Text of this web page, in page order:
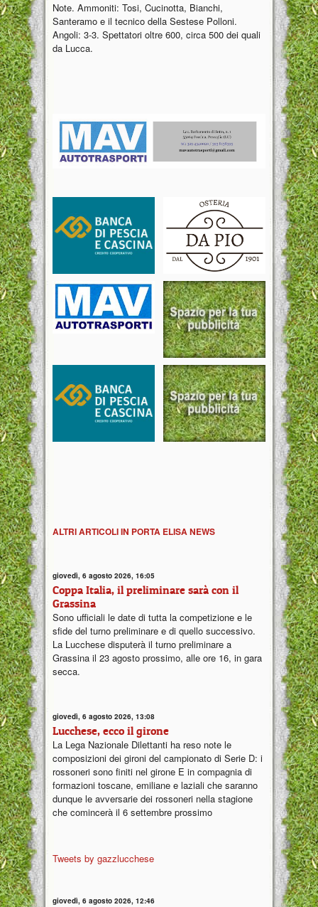
Note. Ammoniti: Tosi, Cucinotta, Bianchi,
Santeramo e il tecnico della Sestese Polloni.
Angoli: 3-3. Spettatori oltre 600, circa 500 dei quali
da Lucca.
ALTRI ARTICOLI IN PORTA ELISA NEWS
giovedì, 6 agosto 2026, 16:05
Coppa Italia, il preliminare sarà con il
Grassina
Sono ufficiali le date di tutta la competizione e le
sfide del turno preliminare e di quello successivo.
La Lucchese disputerà il turno preliminare a
Grassina il 23 agosto prossimo, alle ore 16, in gara
secca.
giovedì, 6 agosto 2026, 13:08
Lucchese, ecco il girone
La Lega Nazionale Dilettanti ha reso note le
composizioni dei gironi del campionato di Serie D: i
rossoneri sono finiti nel girone E in compagnia di
formazioni toscane, emiliane e laziali che saranno
dunque le avversarie dei rossoneri nella stagione
che comincerà il 6 settembre prossimo
Tweets by gazzlucchese
giovedì, 6 agosto 2026, 12:46